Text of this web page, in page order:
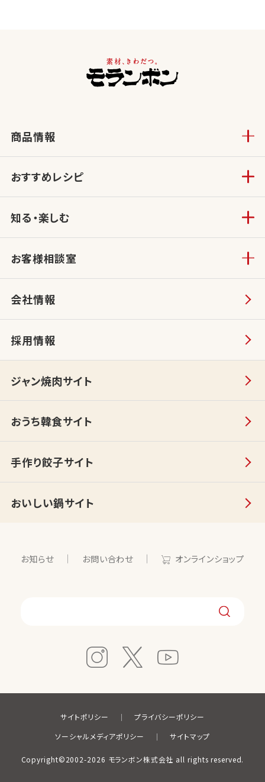
商品情報
おすすめレシピ
知る・楽しむ
お客様相談室
会社情報
採用情報
ジャン焼肉サイト
おうち韓食サイト
手作り餃子サイト
おいしい鍋サイト
お知らせ お問い合わせ オンラインショップ
Copyright©2002-2026 モランボン株式会社 all rights reserved.
サイトポリシー
プライバシーポリシー
ソーシャルメディアポリシー
サイトマップ